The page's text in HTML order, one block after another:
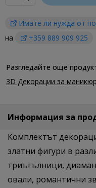
Имате ли нужда от
на
+359 889 909 925
Разгледайте още
3D Декорации за маникюр
Информация за
Комплектът
златни фигури в
триъгълници,
овали, романтични